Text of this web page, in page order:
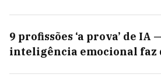
9 profissões ‘a prova’ de IA
inteligência emocional faz